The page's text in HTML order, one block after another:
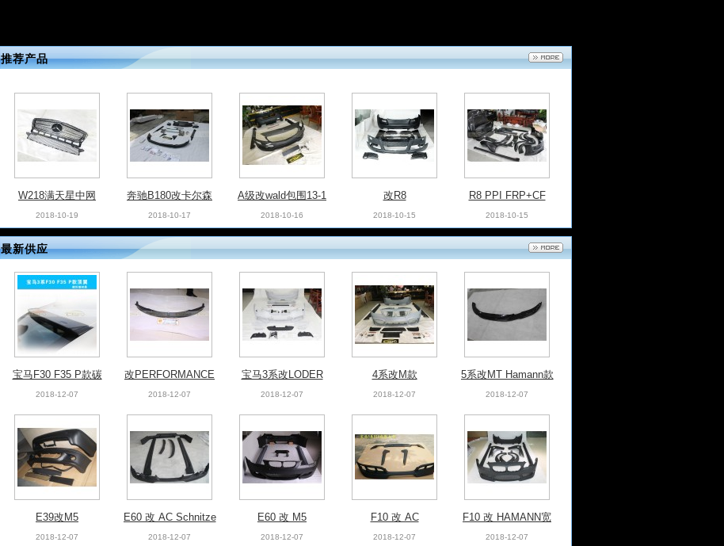
推荐产品2018-11-05 2018-10-25 2018-10-25
网
2018-10-25
纤前杠
2018-10-22
chr后视镜盖
2018-11-05
GTR改装wald GT-R35碳纤机盖
W205 AMG碳纤中
网
2018-10-25
W218满天星中网
2018-10-19
奔驰B180改卡尔森
A级改wald包围13-1
改R8 R8 PPI FRP+CF
最新供应
宝马F30 F35 P款碳
纤维尾翼
2018-12-07
改PERFORMANCE
2018-12-07
宝马3系改LODER
2018-12-07
4系改M款
2018-12-07
5系改MT Hamann款
前唇
2018-12-07
E39改M5
2018-12-07
E60 改 AC Schnitze
r
2018-12-07
E60 改 M5
2018-12-07
F10 改 AC
2018-12-07
F10 改 HAMANN宽
体
2018-12-07